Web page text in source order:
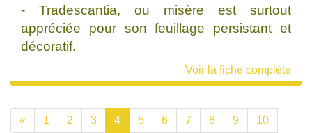
- Tradescantia, ou misère est surtout
appréciée pour son feuillage persistant et
décoratif.
Voir la fiche complète
« 1 2 3 4 5 6 7 8 9 10